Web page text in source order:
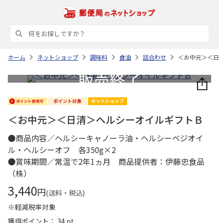
ホーム ネットショップ 調味料 食油 詰合わせ ＜お中元＞＜
＜お中元＞＜日清＞ヘルシーオイルギフトＢ
●商品内容／ヘルシーキャノーラ油・ヘルシーベジオイ
ル・ヘルシーオフ 各350g×2
●賞味期間／常温で2年1ヵ月 商品提供者：伊藤忠食品
（株）
3,440円(送料・税込)
※軽減税率対象
獲得ポイント： 34 pt